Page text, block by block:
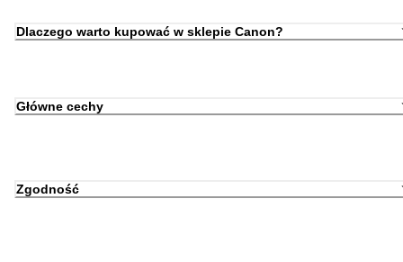
Dlaczego warto kupować w sklepie Canon?
Główne cechy
Zgodność